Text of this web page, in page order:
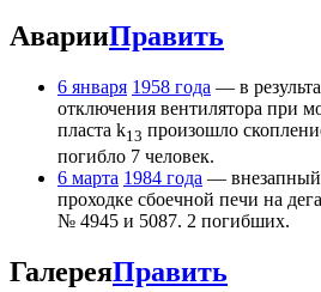
АварииПравить
6 января 1958 года — в
отключения вентилятора при
пласта k13 произошло
погибло 7 человек.
6 марта 1984 года — внезапный
проходке сбоечной печи на
№ 4945 и 5087. 2 погибших.
ГалереяПравить